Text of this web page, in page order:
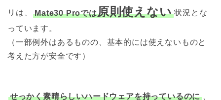
リは、 Mate30 Proでは原則使えない 状況とな
っています。
（一部例外はあるものの、基本的には使えないものと
考えた方が安全です）
せっかく素晴らしいハードウェアを持っているのに